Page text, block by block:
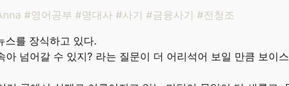
#영어공부 #명대사 #사기 #금융사기 #전청조
스를 장식하고 있다.
아 넘어갈 수 있지? 라는 질문이 더 어리석어 보일 만큼 보이